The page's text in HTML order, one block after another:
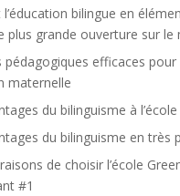
bilingue en
plus grande ouverture sur
efficaces pour
maternelle
du bilinguisme à l’école
du bilinguisme en très
de choisir l’école
#1